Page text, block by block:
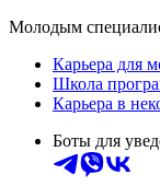
Молодым
Карьера для
Школа
Карьера в
Боты для